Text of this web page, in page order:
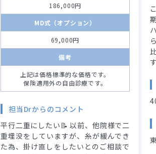
186,000円
MD式（オプション）
69,000円
備考
上記は価格標準的な価格です。
保険適用外の自由診療です。
担当Drからのコメント
平行二重にしたい📝 以前、他院様で二
重埋没をしていますが、糸が緩んでき
た為、掛け直しをしたいとのご相談で